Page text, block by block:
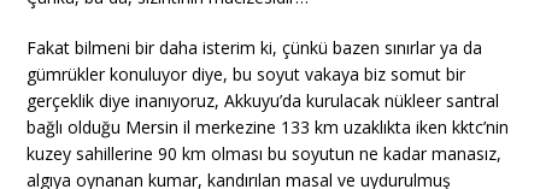
Fakat bilmeni bir daha isterim ki, çünkü bazen sınırlar ya da
gümrükler konuluyor diye, bu soyut vakaya biz somut bir
gerçeklik diye inanıyoruz, Akkuyu’da kurulacak nükleer santral
bağlı olduğu Mersin il merkezine 133 km uzaklıkta iken kktc’nin
kuzey sahillerine 90 km olması bu soyutun ne kadar manasız,
algıya oynanan kumar, kandırılan masal ve uydurulmuş